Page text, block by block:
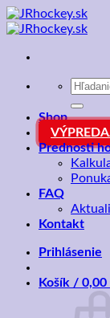
Skip
to
Hľadať:
Shop
Prednosti
FAQ
Kontakt
Prihlásenie
Košík / 0,00